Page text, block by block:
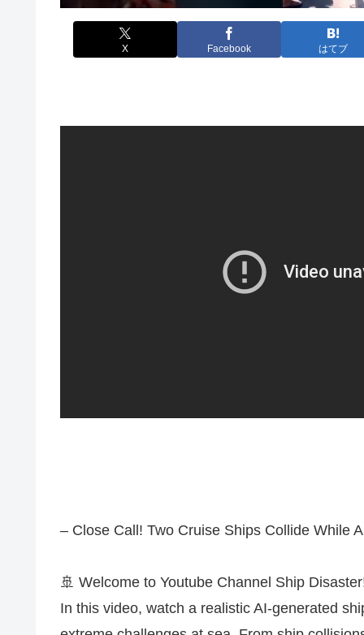
X Facebook はてブ
– Close Call! Two Cruise Ships Collide While
🚢 Welcome to Youtube Channel Ship
In this video, watch a realistic AI-generated